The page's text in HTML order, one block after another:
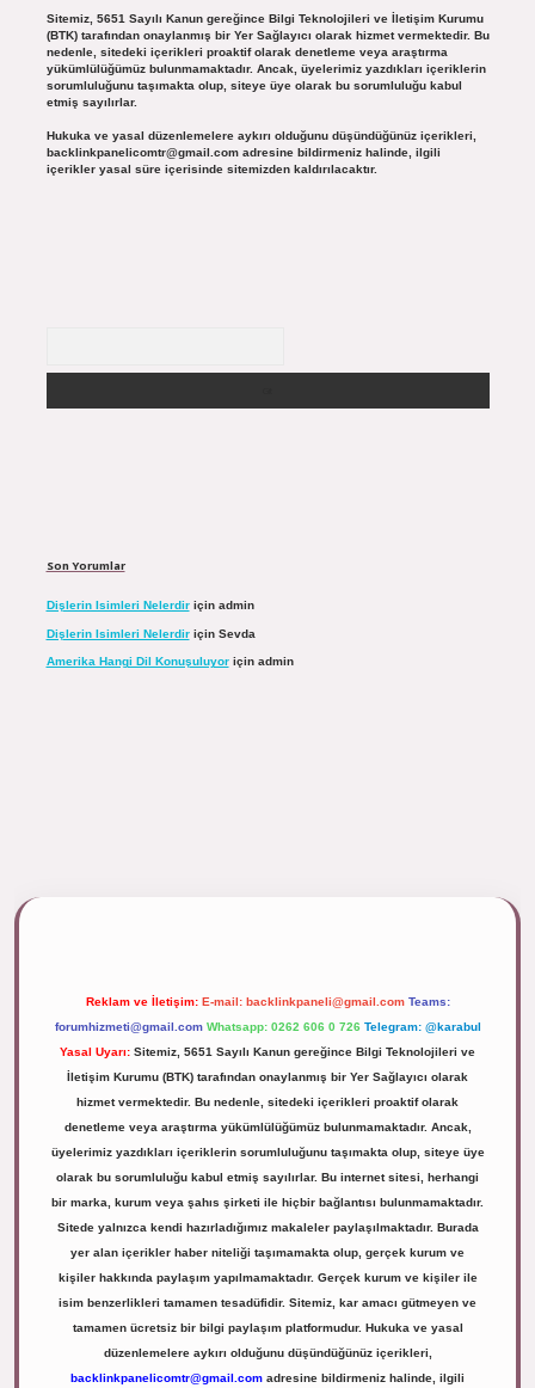
Sitemiz, 5651 Sayılı Kanun gereğince Bilgi Teknolojileri ve İletişim Kurumu
(BTK) tarafından onaylanmış bir Yer Sağlayıcı olarak hizmet vermektedir. Bu
nedenle, sitedeki içerikleri proaktif olarak denetleme veya araştırma
yükümlülüğümüz bulunmamaktadır. Ancak, üyelerimiz yazdıkları içeriklerin
sorumluluğunu taşımakta olup, siteye üye olarak bu sorumluluğu kabul
etmiş sayılırlar.
Hukuka ve yasal düzenlemelere aykırı olduğunu düşündüğünüz içerikleri,
backlinkpanelicomtr@gmail.comadresine bildirmeniz halinde, ilgili
içerikler yasal süre içerisinde sitemizden kaldırılacaktır.
Son Yorumlar
Dişlerin Isimleri Nelerdiriçin admin
Dişlerin Isimleri Nelerdiriçin Sevda
Amerika Hangi Dil Konuşuluyoriçin admin
Reklam ve İletişim: E-mail: backlinkpaneli@gmail.com Teams:
forumhizmeti@gmail.com Whatsapp: 0262 606 0 726 Telegram: @karabul
Yasal Uyarı: Sitemiz, 5651 Sayılı Kanun gereğince Bilgi Teknolojileri ve
İletişim Kurumu (BTK) tarafından onaylanmış bir Yer Sağlayıcı olarak
hizmet vermektedir. Bu nedenle, sitedeki içerikleri proaktif olarak
denetleme veya araştırma yükümlülüğümüz bulunmamaktadır. Ancak,
üyelerimiz yazdıkları içeriklerin sorumluluğunu taşımakta olup, siteye üye
olarak bu sorumluluğu kabul etmiş sayılırlar. Bu internet sitesi, herhangi
bir marka, kurum veya şahıs şirketi ile hiçbir bağlantısı bulunmamaktadır.
Sitede yalnızca kendi hazırladığımız makaleler paylaşılmaktadır. Burada
yer alan içerikler haber niteliği taşımamakta olup, gerçek kurum ve
kişiler hakkında paylaşım yapılmamaktadır. Gerçek kurum ve kişiler ile
isim benzerlikleri tamamen tesadüfidir. Sitemiz, kar amacı gütmeyen ve
tamamen ücretsiz bir bilgi paylaşım platformudur. Hukuka ve yasal
düzenlemelere aykırı olduğunu düşündüğünüz içerikleri,
backlinkpanelicomtr@gmail.com adresine bildirmeniz halinde, ilgili